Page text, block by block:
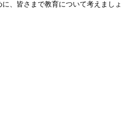
、皆さまで教育について考えましょ